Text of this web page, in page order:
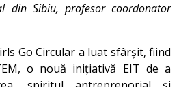
din Sibiu, profesor coordonator
Go Circular a luat sfârșit, fiind
o nouă inițiativă EIT de a